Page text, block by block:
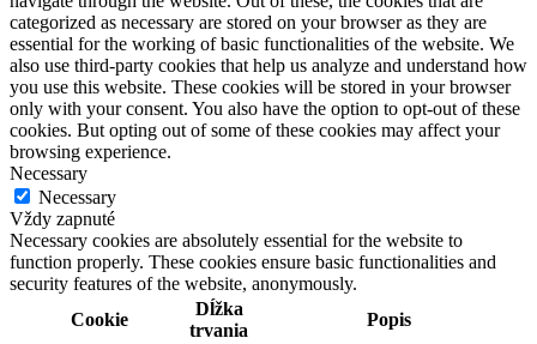
categorized as necessary are stored on your browser as they are
essential for the working of basic functionalities of the website. We
also use third-party cookies that help us analyze and understand how
you use this website. These cookies will be stored in your browser
only with your consent. You also have the option to opt-out of these
cookies. But opting out of some of these cookies may affect your
browsing experience.
Necessary
Necessary
Vždy zapnuté
Necessary cookies are absolutely essential for the website to
function properly. These cookies ensure basic functionalities and
security features of the website, anonymously.
Cookie
Dĺžka
trvania
Popis